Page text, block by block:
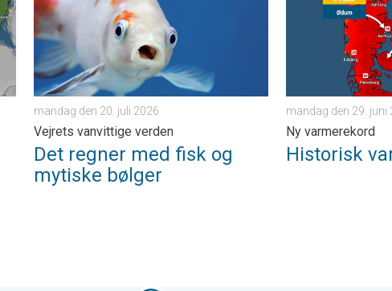
mandag den 20. juli 2026
Vejrets vanvittige verden
Det regner med fisk og
mytiske bølger
mandag den 29. juni
Ny varmerekord
Historisk